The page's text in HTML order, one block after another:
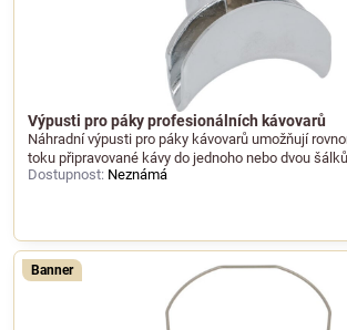
Výpusti pro páky profesionálních kávovarů
Náhradní výpusti pro páky kávovarů umožňují
toku připravované kávy do jednoho nebo dvou
Dostupnost: Neznámá
Banner